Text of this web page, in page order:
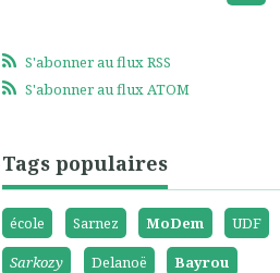
S'abonner au flux RSS
S'abonner au flux ATOM
Tags populaires
école Sarnez MoDem UDF
Sarkozy
Delanoë Bayrou